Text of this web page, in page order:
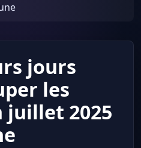
jours
les
juillet 2025